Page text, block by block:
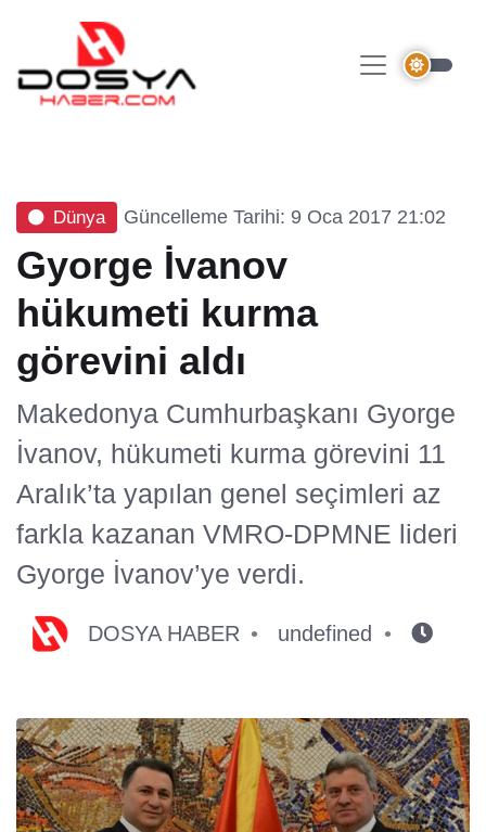
Dünya Güncelleme Tarihi: 9 Oca 2017 21:02
Gyorge İvanov
hükumeti kurma
görevini aldı
Makedonya Cumhurbaşkanı Gyorge
İvanov, hükumeti kurma görevini 11
Aralık’ta yapılan genel seçimleri az
farkla kazanan VMRO-DPMNE lideri
Gyorge İvanov’ye verdi.
DOSYA HABER undefined